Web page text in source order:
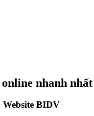
nhanh nhất
BIDV